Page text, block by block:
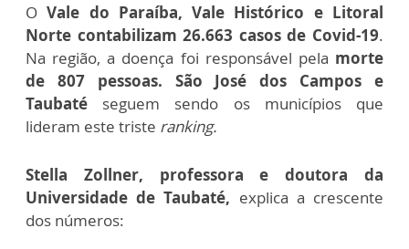
OVale do Paraíba, Vale Histórico e Litoral
Norte contabilizam 26.663 casos de Covid-19.
Na região, a doença foi responsável pela morte
de 807 pessoas. São José dos Campos e
Taubaté seguem sendo os municípios que
lideram este triste ranking.
Stella Zollner, professora e doutora da
Universidade de Taubaté, explica a crescente
dos números: